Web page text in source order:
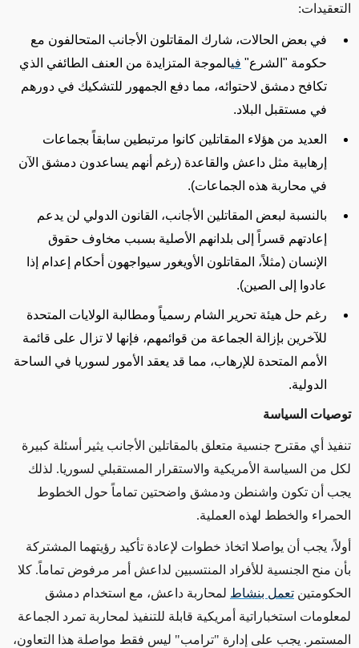
التعقيدات:
في بعض الحالات، شارك المقاتلون الأجانب المتحالفون مع
حكومة "الشرع" فيالموجة المتزايدة من العنف الطائفي الذي
تكافح دمشق لاحتوائه، مما دفع الجمهور للتشكيك في دورهم
في مستقبل البلاد.
العديد من هؤلاء المقاتلين كانوا مرتبطين سابقاً بجماعات
إرهابية مثل داعش والقاعدة (رغم أنهم يساعدون دمشق الآن
في محاربة هذه الجماعات).
بالنسبة لبعض المقاتلين الأجانب، القانون الدولي لن يدعم
إعادتهم قسراً إلى بلدانهم الأصلية بسبب مخاوف حقوق
الإنسان (مثلاً، المقاتلون الأويغور سيواجهون أحكام إعدام إذا
عادوا إلى الصين).
رغم حل هيئة تحرير الشام رسمياً ومطالبة الولايات المتحدة
للآخرين بإزالة الجماعة من قوائمهم، فإنها لا تزال على قائمة
الأمم المتحدة للإرهاب، مما قد يعقد الأمور لسوريا في الساحة
الدولية.
توصيات السياسة
تنفيذ أي مقترح جنسية متعلق بالمقاتلين الأجانب يثير أسئلة كبيرة
لكل من السياسة الأمريكية والاستقرار المستقبلي لسوريا. لذلك
يجب أن تكون واشنطن ودمشق واضحتين تماماً حول الخطوط
الحمراء والخطط لهذه العملية.
أولاً، يجب أن يواصلا اتخاذ خطوات لإعادة تأكيد رؤيتهما المشتركة
بأن منح الجنسية للأفراد المنتسبين لداعش أمر مرفوض تماماً. كلا
الحكومتين تعمل بنشاط لمحاربة داعش، مع استخدام دمشق
لمعلومات استخباراتية أمريكية قابلة للتنفيذ لمحاربة تمرد الجماعة
المستمر. يجب على إدارة "ترامب" ليس فقط مواصلة هذا التعاون،